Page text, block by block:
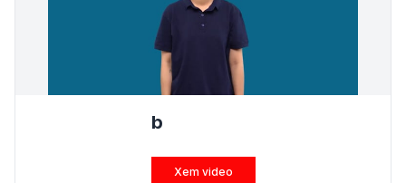
b
Xem video